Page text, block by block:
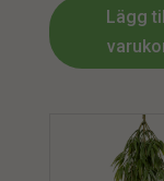
Lägg